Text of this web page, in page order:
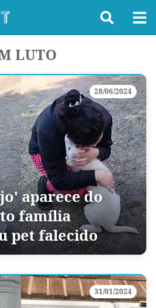
LUTO
28/06/2024
aparece do
família
pet falecido
31/01/2024